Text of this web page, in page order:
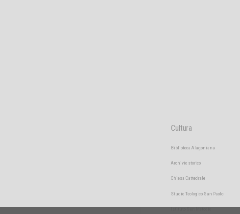
Cultura
Biblioteca Alagoniana
Archivio storico
Chiesa Cattedrale
Studio Teologico San Paolo
Istituto San Metodio